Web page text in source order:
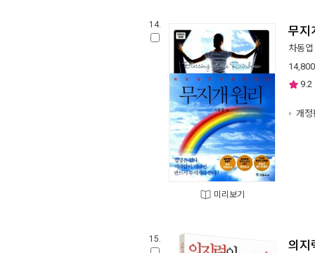
14.
미리보기
무지
차동엽
14,800
9.2
개정
15. 의지